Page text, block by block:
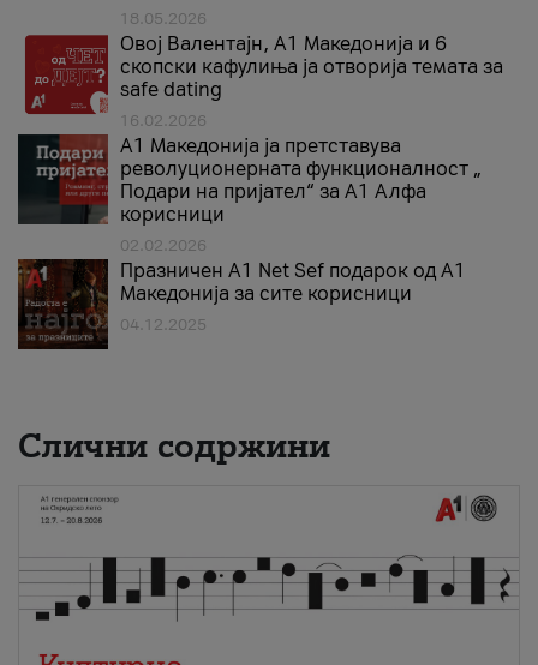
18.05.2026
Овој Валентајн, A1 Македонија и 6
скопски кафулиња ја отворија темата за
safe dating
16.02.2026
А1 Македонија ја претставува
револуционерната функционалност „
Подари на пријател“ за А1 Алфа
корисници
02.02.2026
Празничен A1 Net Sеf подарок од А1
Македонија за сите корисници
04.12.2025
Слични содржини